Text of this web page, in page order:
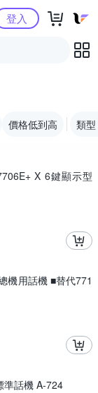
心
登入
價格低到高 類型
X 6鍵顯示型
機用話機 ■替代771
準話機 A-724